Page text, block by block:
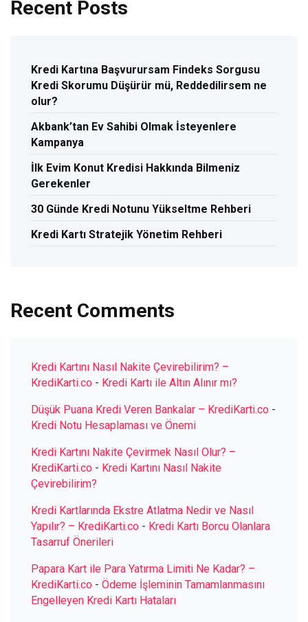
Recent Posts
Kredi Kartına Başvurursam Findeks Sorgusu
Kredi Skorumu Düşürür mü, Reddedilirsem ne
olur?
Akbank’tan Ev Sahibi Olmak İsteyenlere
Kampanya
İlk Evim Konut Kredisi Hakkında Bilmeniz
Gerekenler
30 Günde Kredi Notunu Yükseltme Rehberi
Kredi Kartı Stratejik Yönetim Rehberi
Recent Comments
Kredi Kartını Nasıl Nakite Çevirebilirim? –
KrediKarti.co - Kredi Kartı ile Altın Alınır mı?
Düşük Puana Kredi Veren Bankalar – KrediKarti.co -
Kredi Notu Hesaplaması ve Önemi
Kredi Kartını Nakite Çevirmek Nasıl Olur? –
KrediKarti.co - Kredi Kartını Nasıl Nakite
Çevirebilirim?
Kredi Kartlarında Ekstre Atlatma Nedir ve Nasıl
Yapılır? – KrediKarti.co - Kredi Kartı Borcu Olanlara
Tasarruf Önerileri
Papara Kart ile Para Yatırma Limiti Ne Kadar? –
KrediKarti.co - Ödeme İşleminin Tamamlanmasını
Engelleyen Kredi Kartı Hataları